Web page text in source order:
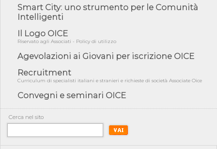
05/08/26 - Successo OICE per il bando della Città metropolitana
di Reg...
05/08/26 - Lettera OICE per il bando della Giunta Regionale della
Campa...
04/08/26 - DL PA: previste cancellazioni da elenchi professionisti
per ...
04/08/26 - International Sustainable Buildings Competition -
COP31, An...
04/08/26 - CdS, project financing: progetto di fattibilità da
04/08/26 - Rapporto Anac corruzione 2020-2026: procedimenti
penali per ...
acquiescenza r...
Smart City: uno strumento per le Comunità
Intelligenti
Il Logo OICE
Riservato agli Associati - Policy di utilizzo
Agevolazioni ai Giovani per iscrizione OICE
Recruitment
Curriculum di specialisti italiani e stranieri e richieste di società Associate Oice
Convegni e seminari OICE
Cerca nel sito